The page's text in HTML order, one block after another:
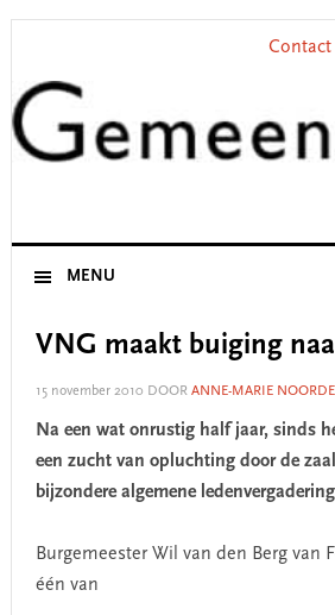
Skip
primary
navigation
Skip
content
Skip
primary
sidebar
Skip
footer
Contact
MENU
VNG maakt buiging
15 november 2010 DOOR ANNE-MARIE
Na een wat onrustig half jaar, sinds
een zucht van opluchting door de
bijzondere algemene
Burgemeester Wil van den Berg van
één van